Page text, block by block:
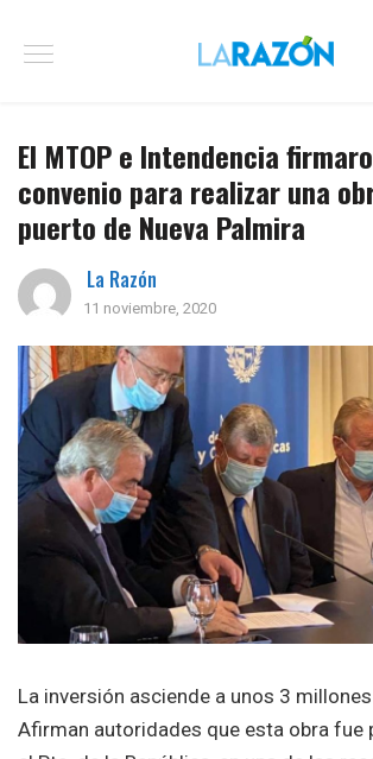
El MTOP e Intendencia
convenio para realizar una
puerto de Nueva Palmira
La Razón
11 noviembre, 2020
La inversión asciende a unos 3
Afirman autoridades que esta obra fue